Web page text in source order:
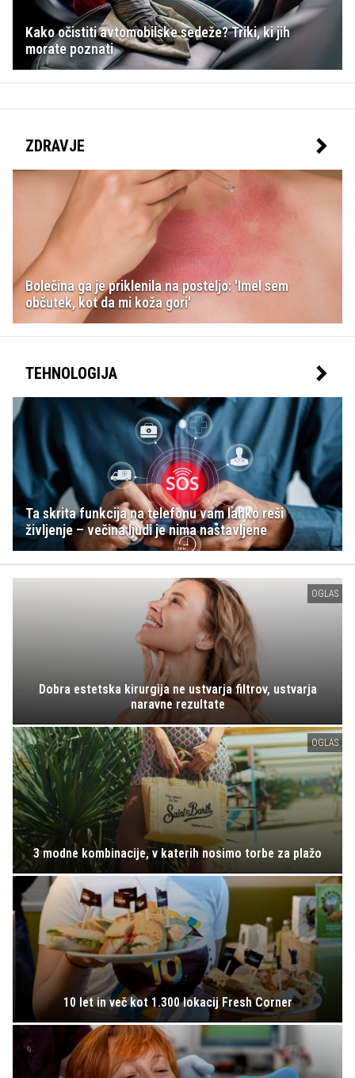
Kako očistiti avtomobilske sedeže? Triki, ki jih
morate poznati
ZDRAVJE
Bolečina ga je priklenila na posteljo: 'Imel sem
občutek, kot da mi koža gori'
TEHNOLOGIJA
Ta skrita funkcija na telefonu vam lahko reši
življenje – večina ljudi je nima nastavljene
OGLAS
Dobra estetska kirurgija ne ustvarja filtrov, ustvarja
naravne rezultate
OGLAS
3 modne kombinacije, v katerih nosimo torbe za plažo
10 let in več kot 1.300 lokacij Fresh Corner